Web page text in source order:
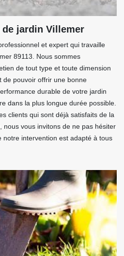
jardin Villemer
et expert qui travaille
89113. Nous sommes
de tout type et toute dimension
de pouvoir offrir une bonne
durable de votre jardin
dans la plus longue durée possible.
clients qui sont déjà satisfaits de la
nous vous invitons de ne pas hésiter
notre intervention est adapté à tous